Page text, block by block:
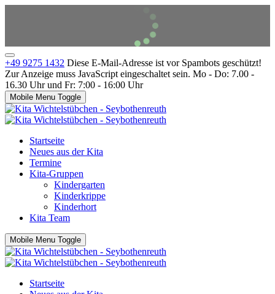
+49 9275 1432 Diese E-Mail-Adresse ist vor Spambots geschützt!
Zur Anzeige muss JavaScript eingeschaltet sein. Mo - Do: 7.00 -
16.30 Uhr und Fr: 7:00 - 16:00 Uhr
Mobile Menu Toggle
Startseite
Neues aus der Kita
Termine
Kita-Gruppen
Kindergarten
Kinderkrippe
Kinderhort
Kita Team
Mobile Menu Toggle
Startseite